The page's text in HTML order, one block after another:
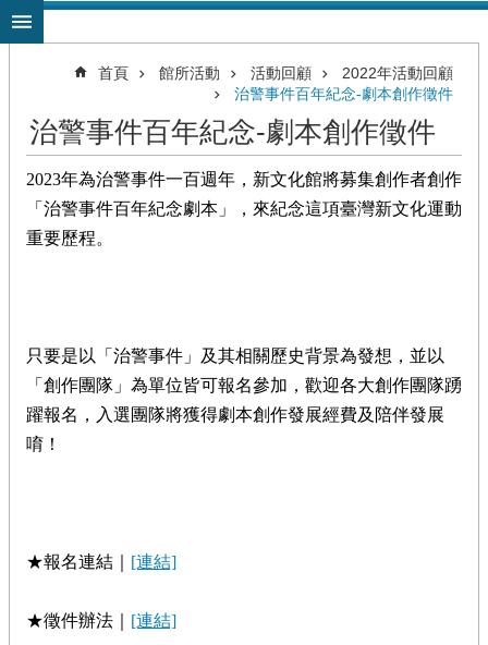
跳到主要內容區塊
首頁 館所活動 活動回顧
2022年活動回顧
治警事件百年紀念-劇本創作徵件
治警事件百年紀念-劇本創作徵件
2023年為治警事件一百週年，新文化館將募集創作者創作
「治警事件百年紀念劇本」，來紀念這項臺灣新文化運動
重要歷程。
只要是以「治警事件」及其相關歷史背景為發想，並以
「創作團隊」為單位皆可報名參加，歡迎各大創作團隊踴
躍報名，入選團隊將獲得劇本創作發展經費及陪伴發展
唷！
★報名連結｜ [連結]
★徵件辦法｜ [連結]